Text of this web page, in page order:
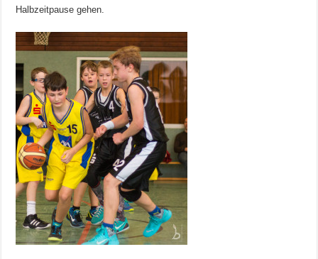
Halbzeitpause gehen.